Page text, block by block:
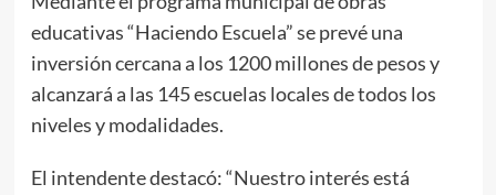
educativas “Haciendo Escuela” se prevé una
inversión cercana a los 1200 millones de pesos y
alcanzará a las 145 escuelas locales de todos los
niveles y modalidades.
El intendente destacó: “Nuestro interés está